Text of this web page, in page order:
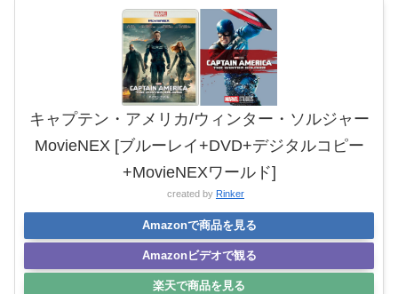
キャプテン・アメリカ/ウィンター・ソルジャー
MovieNEX [ブルーレイ+DVD+デジタルコピー
+MovieNEXワールド]
created by Rinker
Amazonで商品を見る
Amazonビデオで観る
楽天で商品を見る